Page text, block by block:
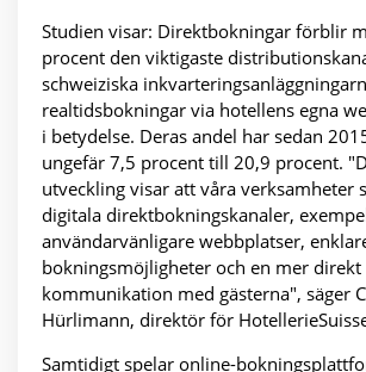
Studien visar: Direktbokningar förblir
procent den viktigaste
schweiziska
realtidsbokningar via hotellens egna
i betydelse. Deras andel har sedan
ungefär 7,5 procent till 20,9 procent.
utveckling visar att våra verksamheter
digitala direktbokningskanaler,
användarvänligare webbplatser,
bokningsmöjligheter och en mer direkt
kommunikation med gästerna", säger
Hürlimann, direktör för
Samtidigt spelar online-